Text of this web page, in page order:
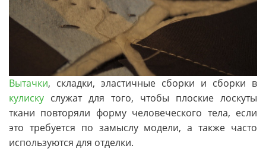
Вытачки, складки, эластичные сборки и сборки в
кулиску служат для того, чтобы плоские лоскуты
ткани повторяли форму человеческого тела, если
это требуется по замыслу модели, а также часто
используются для отделки.